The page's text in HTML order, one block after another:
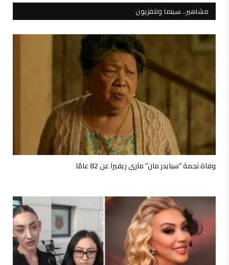
مشاهير.. سينما وتلفزيون
وفاة نجمة “سبايدر مان” ماري ريفيرا عن 82 عامًا